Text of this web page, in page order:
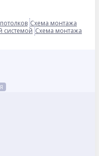
Схема монтажа
системой Схема монтажа